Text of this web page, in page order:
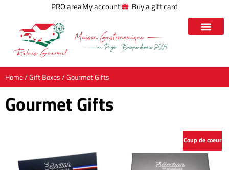
PRO areaMy account Buy a gift card
Home/Gift Boxes/ Gourmet Gifts
Gourmet Gifts
Coup de coeur